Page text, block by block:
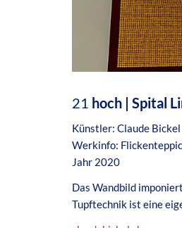
21 hoch | Spital
Künstler: Claude Bickel
Werkinfo:
Jahr 2020
Das Wandbild
Tupftechnik ist eine